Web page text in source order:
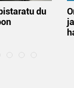
du